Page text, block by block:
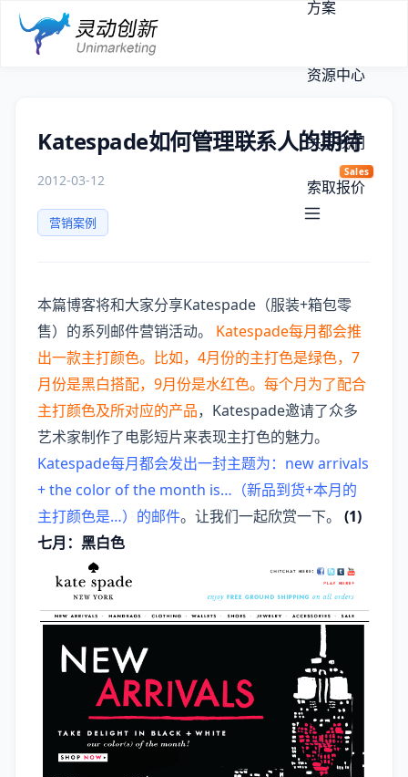
方案
资源中心
关于我们
索取报价
Sales
Katespade如何管理联系人的期待
2012-03-12
营销案例
本篇博客将和大家分享Katespade（服装+箱包零
售）的系列邮件营销活动。 Katespade每月都会推
出一款主打颜色。比如，4月份的主打色是绿色，7
月份是黑白搭配，9月份是水红色。每个月为了配合
主打颜色及所对应的产品，Katespade邀请了众多
艺术家制作了电影短片来表现主打色的魅力。
Katespade每月都会发出一封主题为：new arrivals
+ the color of the month is…（新品到货+本月的
主打颜色是…）的邮件。让我们一起欣赏一下。 (1)
七月：黑白色